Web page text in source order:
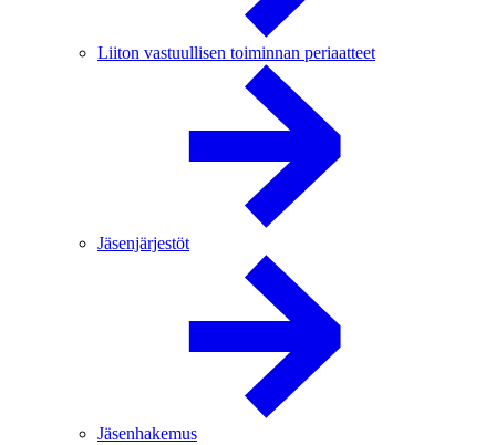
Liiton vastuullisen toiminnan periaatteet
Jäsenjärjestöt
Jäsenhakemus